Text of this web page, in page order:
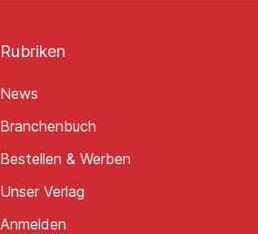
Rubriken
News
Branchenbuch
Bestellen & Werben
Unser Verlag
Anmelden